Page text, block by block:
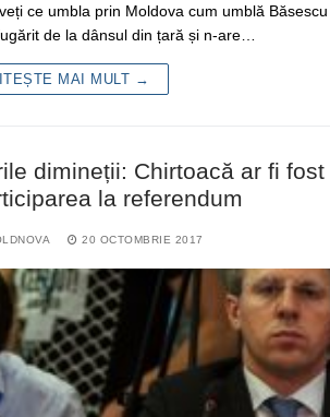
ce umbla prin Moldova cum umblă
de la dânsul din țară și n-are…
MAI MULT →
dimineții: Chirtoacă ar fi
la referendum
20 OCTOMBRIE 2017